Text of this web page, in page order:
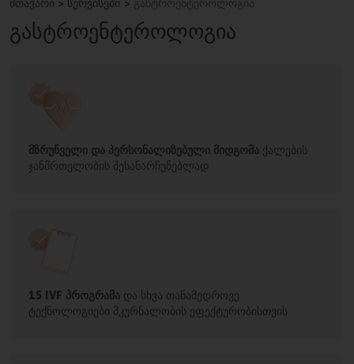
თბილისი, მოსაშვილი
ბათუმი, ასათიანი
მთავარი სერვისები გასტროენტეროლოგია
ᲒᲐᲡᲢᲠᲝᲔᲜᲢᲔᲠᲝᲚᲝᲒᲘᲐ
მზრუნველი და პერსონალიზებული მიდგომა ქალების
ჯანმრთელობის შესანარჩუნებლად
15 IVF პროგრამა და სხვა თანამედროვე
ტექნოლოგიები მკურნალობის ეფექტურობისთვის